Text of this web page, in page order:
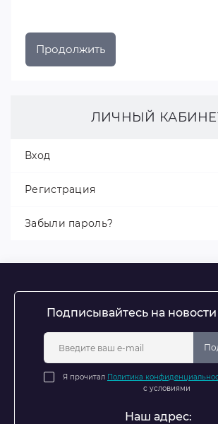
ЛИЧНЫЙ
Вход
Регистрация
Забыли пароль?
Подписывайтесь на
Я прочитал Политика
с условиями
Наш адрес: